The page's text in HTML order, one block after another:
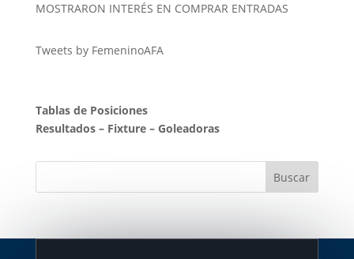
MOSTRARON INTERÉS EN COMPRAR ENTRADAS
Tweets by FemeninoAFA
Tablas de Posiciones
Resultados– Fixture– Goleadoras